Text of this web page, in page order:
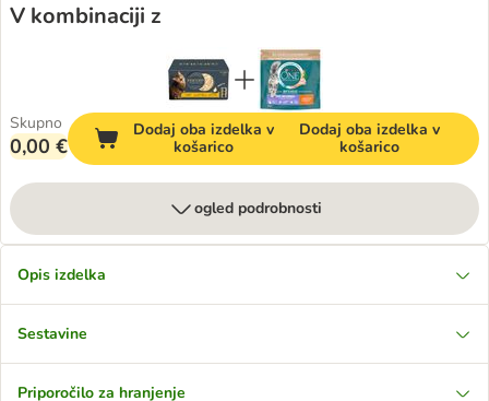
V kombinaciji z
Skupno
0,00 €
Dodaj oba izdelka v
košarico
Dodaj oba izdelka v
košarico
ogled podrobnosti
Opis izdelka
Sestavine
Priporočilo za hranjenje